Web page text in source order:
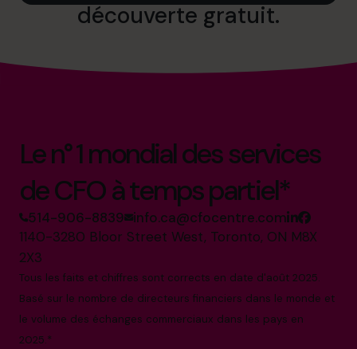
découverte gratuit.
Le n° 1 mondial des services
de CFO à temps partiel*
514-906-8839 info.ca@cfocentre.com
1140-3280 Bloor Street West, Toronto, ON M8X
2X3
Tous les faits et chiffres sont corrects en date d'août 2025.
Basé sur le nombre de directeurs financiers dans le monde et
le volume des échanges commerciaux dans les pays en
2025.*